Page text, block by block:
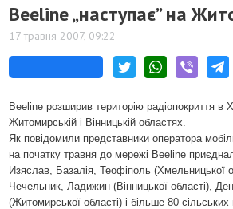
Beeline „наступає” на
17 травня 2007, 09:22
Beeline розширив територію радіопокриття в
Житомирській і Вінницькій областях.
Як повідомили представники оператора
на початку травня до мережі Beeline
Изяслав, Базалія, Теофіполь (Хмельницької
Чечельник, Ладижин (Вінницької області),
(Житомирської області) і більше 80 сільських